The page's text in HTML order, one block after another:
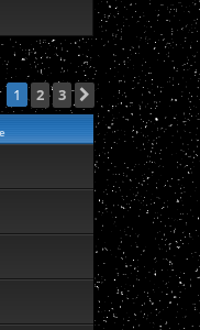
1 2 3 Suivante